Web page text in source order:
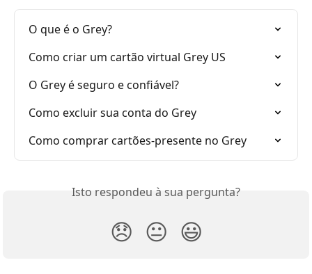
O que é o Grey?
Como criar um cartão virtual Grey US
O Grey é seguro e confiável?
Como excluir sua conta do Grey
Como comprar cartões-presente no Grey
Isto respondeu à sua pergunta?
😞 😐 😃